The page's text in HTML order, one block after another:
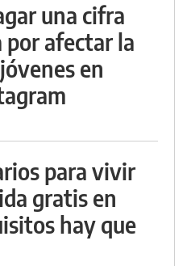
una cifra
afectar la
en
para vivir
gratis en
hay que